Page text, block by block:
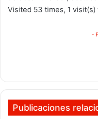
Visited 53 times, 1 visit(s)
-
Publicaciones